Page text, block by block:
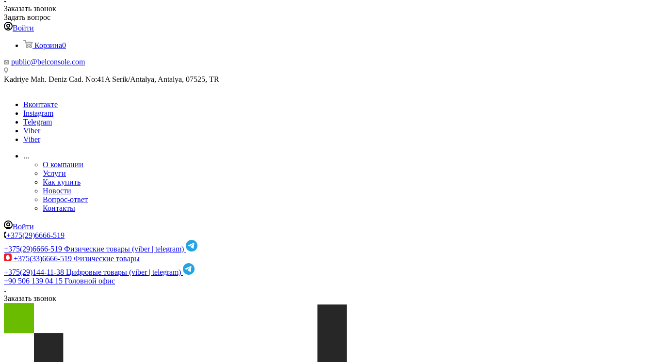
Заказать звонок
Задать вопрос
Войти
Корзина0
public@belconsole.com
Kadriye Mah. Deniz Cad. No:41A Serik/Antalya, Antalya, 07525, TR
Вконтакте
Instagram
Telegram
Viber
Viber
...
О компании
Услуги
Как купить
Новости
Вопрос-ответ
Контакты
Войти
+375(29)6666-519
+375(29)6666-519 Физические товары (viber | telegram)
+375(33)6666-519 Физические товары
+375(29)144-11-38 Цифровые товары (viber | telegram)
+90 506 139 04 15 Головной офис
Заказать звонок